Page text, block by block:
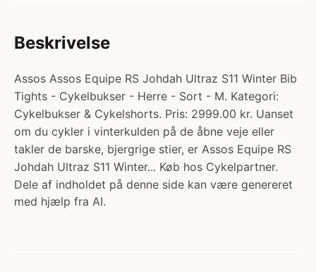
Beskrivelse
Assos Assos Equipe RS Johdah Ultraz S11 Winter Bib
Tights - Cykelbukser - Herre - Sort - M. Kategori:
Cykelbukser & Cykelshorts. Pris: 2999.00 kr. Uanset
om du cykler i vinterkulden på de åbne veje eller
takler de barske, bjergrige stier, er Assos Equipe RS
Johdah Ultraz S11 Winter... Køb hos Cykelpartner.
Dele af indholdet på denne side kan være genereret
med hjælp fra AI.